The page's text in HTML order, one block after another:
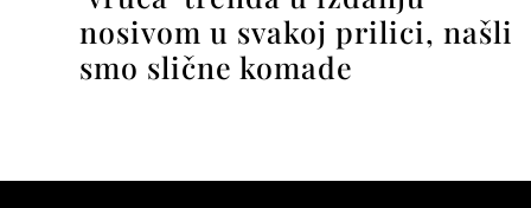
nosivom u svakoj prilici, našli
smo slične komade